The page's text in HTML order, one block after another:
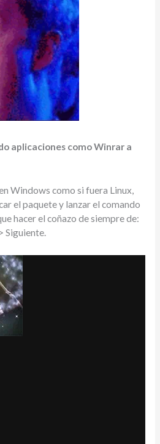
aplicaciones como Winrar a
Windows como si fuera Linux,
el paquete y lanzar el comando
hacer el coñazo de siempre de:
Siguiente.